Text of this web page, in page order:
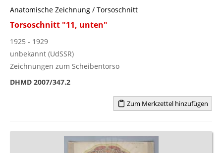
Anatomische Zeichnung / Torsoschnitt
Torsoschnitt "11, unten"
1925 - 1929
unbekannt (UdSSR)
Zeichnungen zum Scheibentorso
DHMD 2007/347.2
Zum Merkzettel hinzufügen